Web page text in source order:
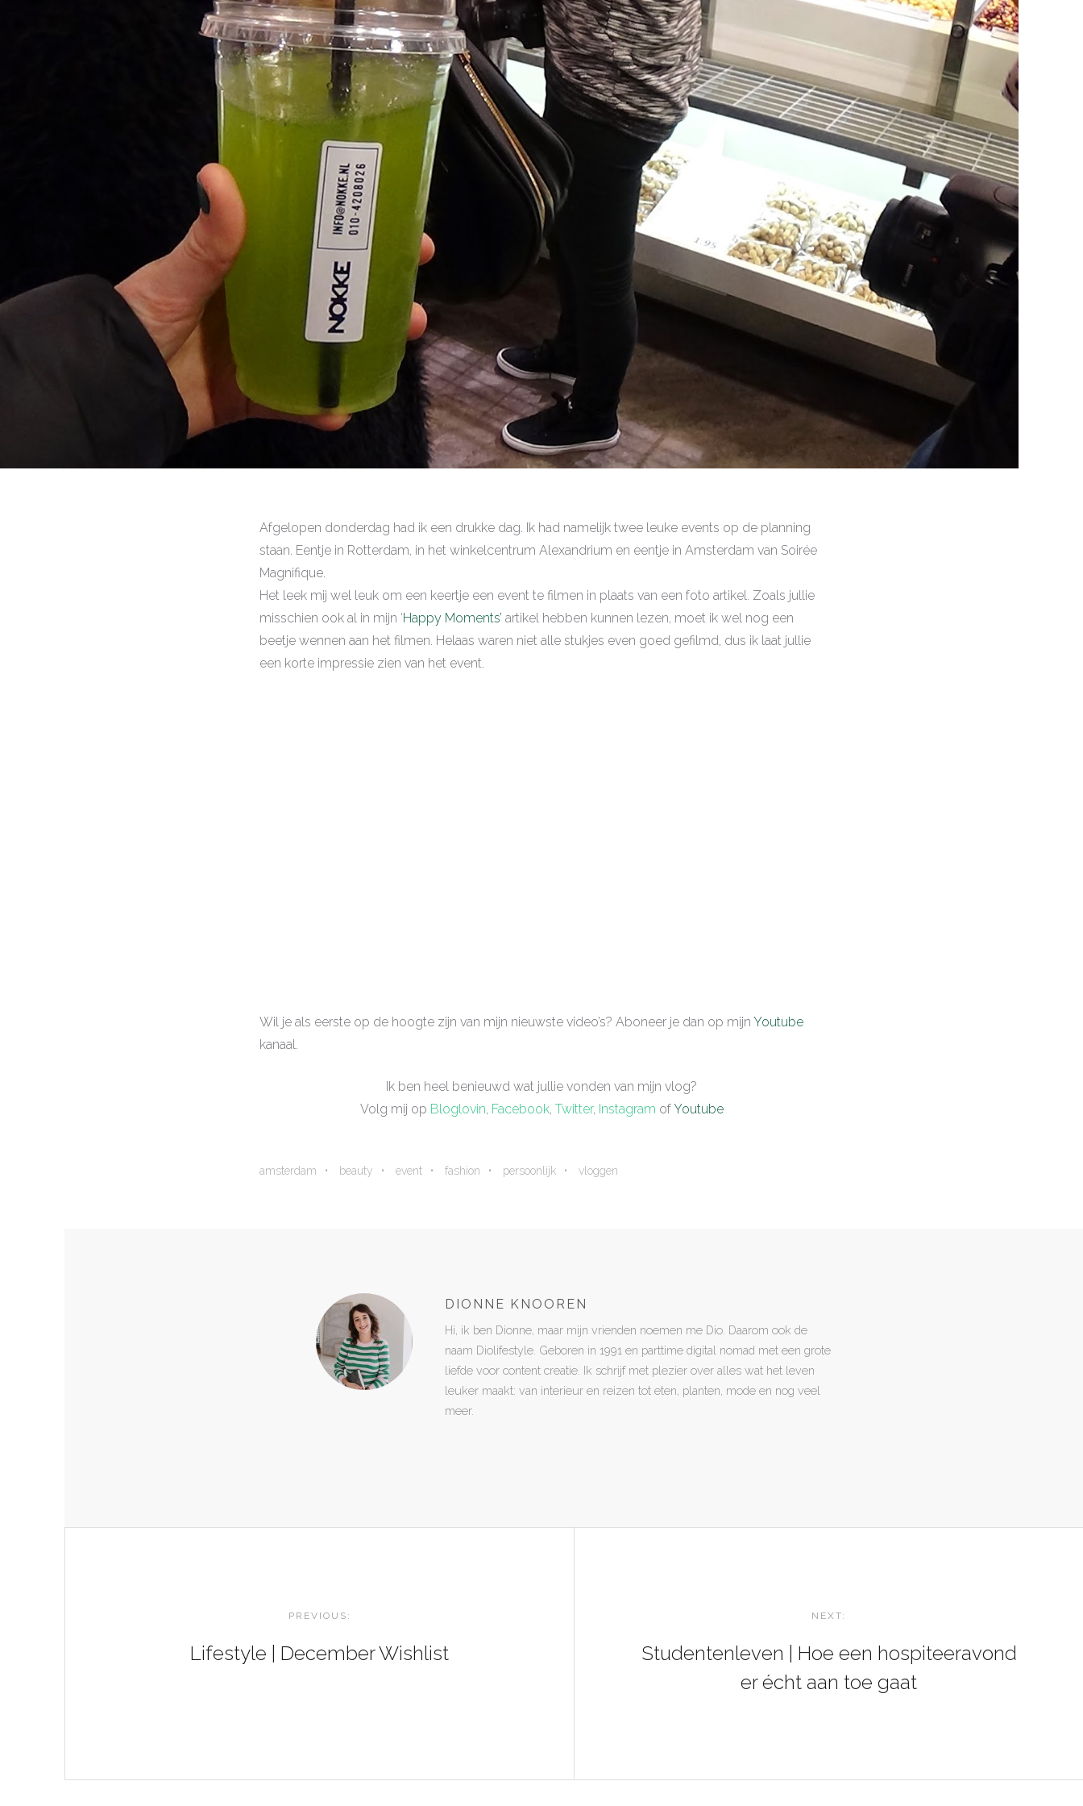
Afgelopen donderdag had ik een drukke dag. Ik had namelijk twee leuke events op de planning
staan. Eentje in Rotterdam, in het winkelcentrum Alexandrium en eentje in Amsterdam van Soirée
Magnifique.
Het leek mij wel leuk om een keertje een event te filmen in plaats van een foto artikel. Zoals jullie
misschien ook al in mijn ‘Happy Moments’ artikel hebben kunnen lezen, moet ik wel nog een
beetje wennen aan het filmen. Helaas waren niet alle stukjes even goed gefilmd, dus ik laat jullie
een korte impressie zien van het event.
Wil je als eerste op de hoogte zijn van mijn nieuwste video’s? Aboneer je dan op mijn Youtube
kanaal.
Ik ben heel benieuwd wat jullie vonden van mijn vlog?
Volg mij op Bloglovin, Facebook, Twitter, Instagram ofYoutube
amsterdam beauty event fashion persoonlijk vloggen
DIONNE KNOOREN
Hi, ik ben Dionne, maar mijn vrienden noemen me Dio. Daarom ook de
naam Diolifestyle. Geboren in 1991 en parttime digital nomad met een grote
liefde voor content creatie. Ik schrijf met plezier over alles wat het leven
leuker maakt: van interieur en reizen tot eten, planten, mode en nog veel
meer.
PREVIOUS:
Lifestyle | December Wishlist
NEXT:
Studentenleven | Hoe een hospiteeravond
er écht aan toe gaat